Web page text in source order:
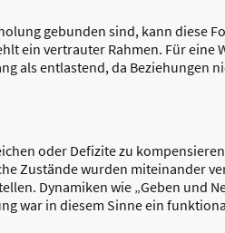
gebunden sind, kann diese
ein vertrauter Rahmen. Für eine
als entlastend, da Beziehungen
oder Defizite zu
Zustände wurden miteinander
Dynamiken wie „Geben und
war in diesem Sinne ein